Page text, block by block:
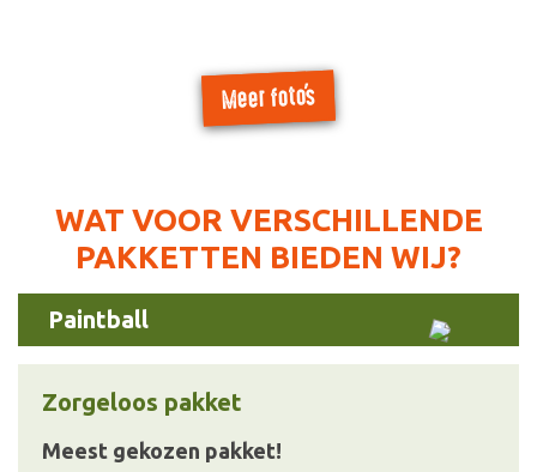
Meer foto's
WAT VOOR VERSCHILLENDE
PAKKETTEN BIEDEN WIJ?
Paintball
Zorgeloos pakket
Meest gekozen pakket!